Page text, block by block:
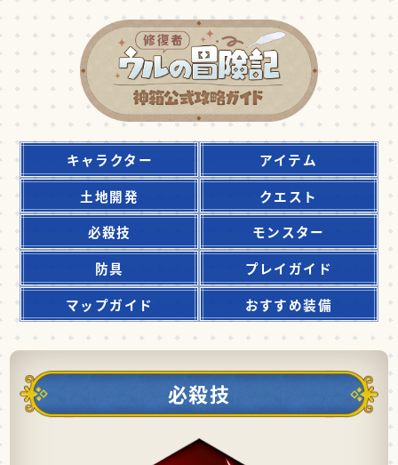
キャラクター
アイテム
土地開発
クエスト
必殺技
モンスター
防具
プレイガイド
マップガイド
おすすめ装備
必殺技